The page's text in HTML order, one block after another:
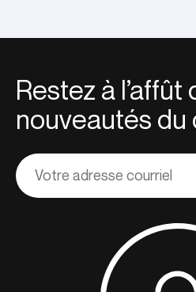
Restez à l’affût
nouveautés
Adresse
courriel